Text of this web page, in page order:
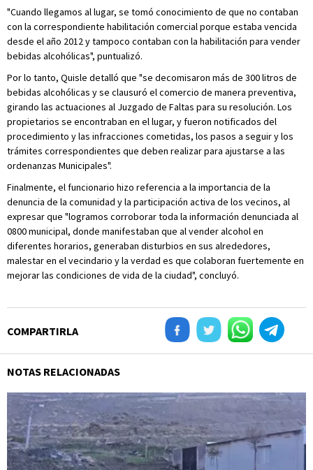
"Cuando llegamos al lugar, se tomó conocimiento de que no contaban
con la correspondiente habilitación comercial porque estaba vencida
desde el año 2012 y tampoco contaban con la habilitación para vender
bebidas alcohólicas", puntualizó.
Por lo tanto, Quisle detalló que "se decomisaron más de 300 litros de
bebidas alcohólicas y se clausuró el comercio de manera preventiva,
girando las actuaciones al Juzgado de Faltas para su resolución. Los
propietarios se encontraban en el lugar, y fueron notificados del
procedimiento y las infracciones cometidas, los pasos a seguir y los
trámites correspondientes que deben realizar para ajustarse a las
ordenanzas Municipales".
Finalmente, el funcionario hizo referencia a la importancia de la
denuncia de la comunidad y la participación activa de los vecinos, al
expresar que "logramos corroborar toda la información denunciada al
0800 municipal, donde manifestaban que al vender alcohol en
diferentes horarios, generaban disturbios en sus alrededores,
malestar en el vecindario y la verdad es que colaboran fuertemente en
mejorar las condiciones de vida de la ciudad", concluyó.
COMPARTIRLA
NOTAS RELACIONADAS